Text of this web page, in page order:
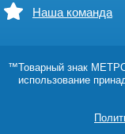
Наша команда
™Товарный знак
использование